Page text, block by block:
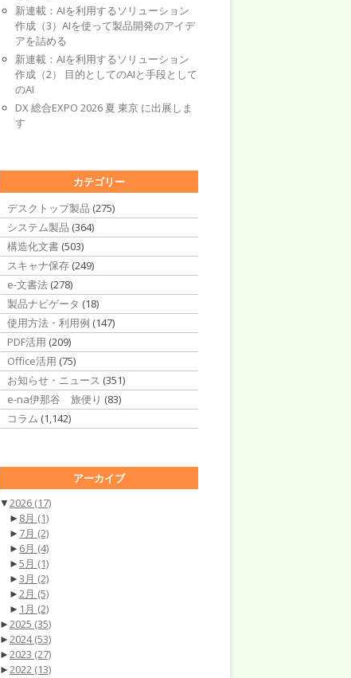
新連載：AIを利用するソリューション
作成（3）AIを使って製品開発のアイデ
アを詰める
新連載：AIを利用するソリューション
作成（2） 目的としてのAIと手段として
のAI
DX 総合EXPO 2026 夏 東京 に出展しま
す
カテゴリー
デスクトップ製品 (275)
システム製品 (364)
構造化文書 (503)
スキャナ保存 (249)
e-文書法 (278)
製品ナビゲータ (18)
使用方法・利用例 (147)
PDF活用 (209)
Office活用 (75)
お知らせ・ニュース (351)
e-na伊那谷 旅便り (83)
コラム (1,142)
アーカイブ
▼2026 (17)
► 8月 (1)
► 7月 (2)
► 6月 (4)
►5月 (1)
►3月 (2)
►2月 (5)
► 1月 (2)
►2025 (35)
►2024(53)
►2023 (27)
►2022 (13)